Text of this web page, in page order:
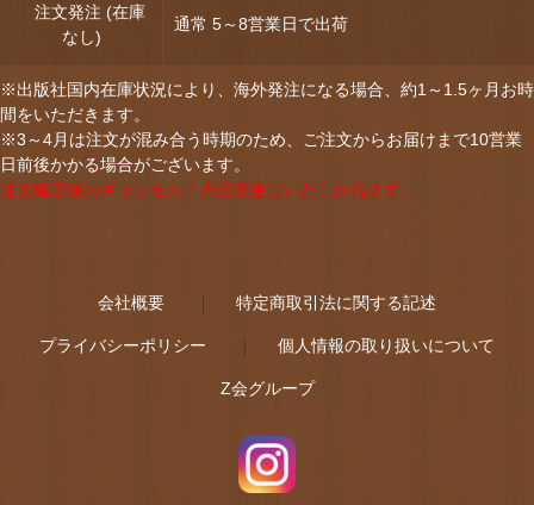
注文発注 (在庫
なし)
通常 5～8営業日で出荷
※出版社国内在庫状況により、海外発注になる場合、約1～1.5ヶ月お時
間をいただきます。
※3～4月は注文が混み合う時期のため、ご注文からお届けまで10営業
日前後かかる場合がございます。
注文確定後のキャンセル・内容変更はいたしかねます。
会社概要 特定商取引法に関する記述
プライバシーポリシー 個人情報の取り扱いについて
Z会グループ